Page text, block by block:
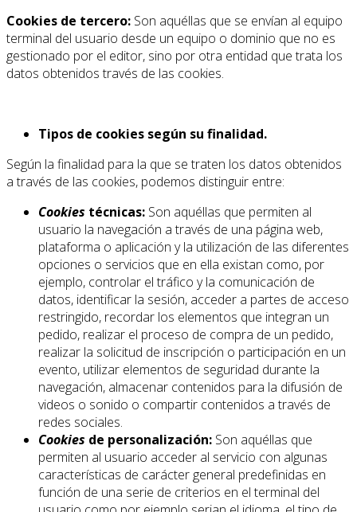
Cookies de tercero: Son aquéllas que se envían al equipo
terminal del usuario desde un equipo o dominio que no es
gestionado por el editor, sino por otra entidad que trata los
datos obtenidos través de las cookies.
Tipos de cookies según su finalidad.
Según la finalidad para la que se traten los datos obtenidos
a través de las cookies, podemos distinguir entre:
Cookies técnicas: Son aquéllas que permiten al
usuario la navegación a través de una página web,
plataforma o aplicación y la utilización de las diferentes
opciones o servicios que en ella existan como, por
ejemplo, controlar el tráfico y la comunicación de
datos, identificar la sesión, acceder a partes de acceso
restringido, recordar los elementos que integran un
pedido, realizar el proceso de compra de un pedido,
realizar la solicitud de inscripción o participación en un
evento, utilizar elementos de seguridad durante la
navegación, almacenar contenidos para la difusión de
videos o sonido o compartir contenidos a través de
redes sociales.
Cookies de personalización: Son aquéllas que
permiten al usuario acceder al servicio con algunas
características de carácter general predefinidas en
función de una serie de criterios en el terminal del